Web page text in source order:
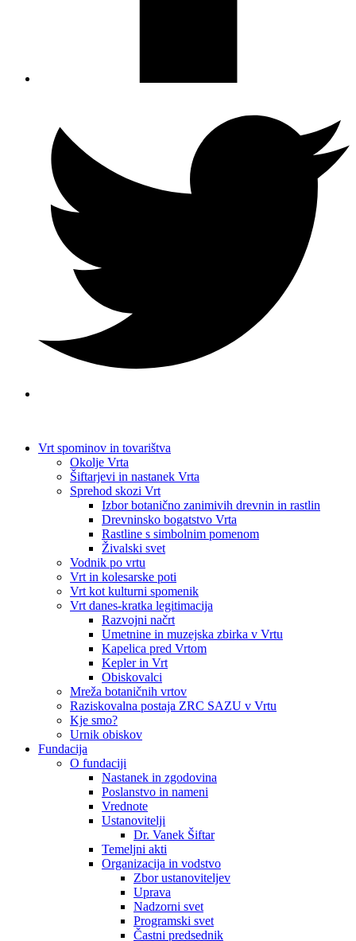
Vrt spominov in tovarištva
Okolje Vrta
Šiftarjevi in nastanek Vrta
Sprehod skozi Vrt
Izbor botanično zanimivih drevnin in rastlin
Drevninsko bogatstvo Vrta
Rastline s simbolnim pomenom
Živalski svet
Vodnik po vrtu
Vrt in kolesarske poti
Vrt kot kulturni spomenik
Vrt danes-kratka legitimacija
Razvojni načrt
Umetnine in muzejska zbirka v Vrtu
Kapelica pred Vrtom
Kepler in Vrt
Obiskovalci
Mreža botaničnih vrtov
Raziskovalna postaja ZRC SAZU v Vrtu
Kje smo?
Urnik obiskov
Fundacija
O fundaciji
Nastanek in zgodovina
Poslanstvo in nameni
Vrednote
Ustanovitelji
Dr. Vanek Šiftar
Temeljni akti
Organizacija in vodstvo
Zbor ustanoviteljev
Uprava
Nadzorni svet
Programski svet
Častni predsednik